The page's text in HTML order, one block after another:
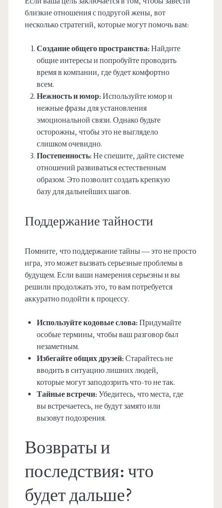
близкие отношения с подругой жены, вот
несколько стратегий, которые могут помочь вам:
Создание общего пространства: Найдите
общие интересы и попробуйте проводить
время в компании, где будет комфортно
всем.
Нежность и юмор: Используйте юмор и
нежные фразы для установления
эмоциональной связи. Однако будьте
осторожны, чтобы это не выглядело
слишком очевидно.
Постепенность: Не спешите, дайте системе
отношений развиваться естественным
образом. Это позволит создать крепкую
базу для дальнейших шагов.
Поддержание тайности
Помните, что поддержание тайны — это не просто
игра, это может вызвать серьезные проблемы в
будущем. Если ваши намерения серьезны и вы
решили продолжать это, то вам потребуется
аккуратно подойти к процессу.
Используйте кодовые слова: Придумайте
особые термины, чтобы ваш разговор был
незаметным.
Избегайте общих друзей: Старайтесь не
вводить в ситуацию лишних людей,
которые могут заподозрить что-то не так.
Тайные встречи: Убедитесь, что места, где
вы встречаетесь, не будут замято или
вызовут подозрения.
Возвраты и
последствия: что
будет дальше?